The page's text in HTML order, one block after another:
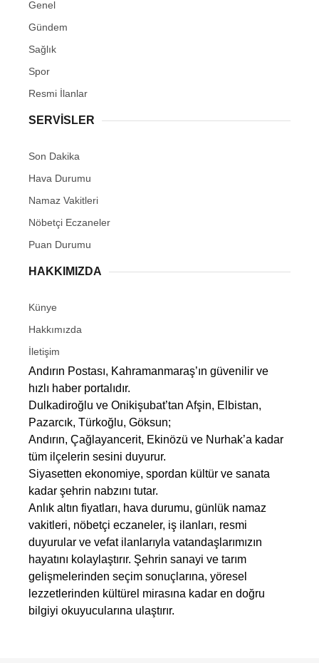
Genel
Gündem
Sağlık
Spor
Resmi İlanlar
SERVİSLER
Son Dakika
Hava Durumu
Namaz Vakitleri
Nöbetçi Eczaneler
Puan Durumu
HAKKIMIZDA
Künye
Hakkımızda
İletişim
Andırın Postası, Kahramanmaraş’ın güvenilir ve
hızlı haber portalıdır.
Dulkadiroğlu ve Onikişubat’tan Afşin, Elbistan,
Pazarcık, Türkoğlu, Göksun;
Andırın, Çağlayancerit, Ekinözü ve Nurhak’a kadar
tüm ilçelerin sesini duyurur.
Siyasetten ekonomiye, spordan kültür ve sanata
kadar şehrin nabzını tutar.
Anlık altın fiyatları, hava durumu, günlük namaz
vakitleri, nöbetçi eczaneler, iş ilanları, resmi
duyurular ve vefat ilanlarıyla vatandaşlarımızın
hayatını kolaylaştırır. Şehrin sanayi ve tarım
gelişmelerinden seçim sonuçlarına, yöresel
lezzetlerinden kültürel mirasına kadar en doğru
bilgiyi okuyucularına ulaştırır.